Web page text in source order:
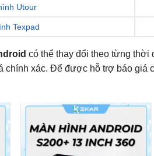
Utour
Texpad
có thể thay đổi theo từng thời
chính xác. Để được hỗ trợ báo giá